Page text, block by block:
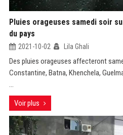
Pluies orageuses samedi soir
du pays
2021-10-02 Lila Ghali
Des pluies orageuses affecteront
Constantine, Batna, Khenchela,
...
Voir plus